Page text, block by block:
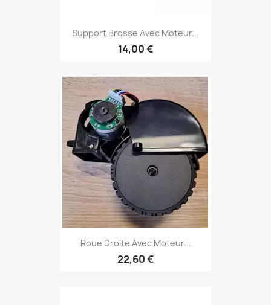
Support Brosse Avec Moteur...
14,00 €
Roue Droite Avec Moteur...
22,60 €